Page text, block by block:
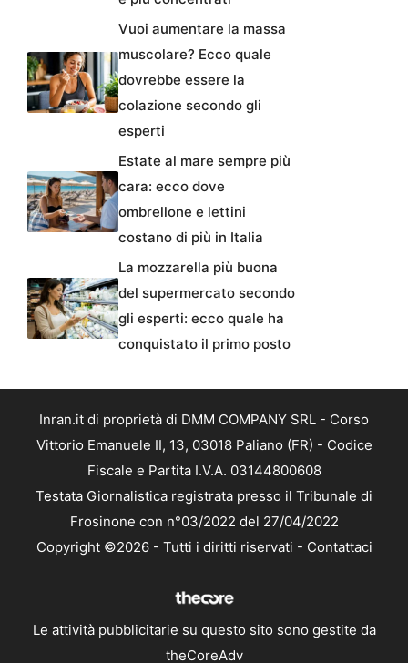
Vuoi aumentare la massa
muscolare? Ecco quale
dovrebbe essere la
colazione secondo gli
esperti
Estate al mare sempre più
cara: ecco dove
ombrellone e lettini
costano di più in Italia
La mozzarella più buona
del supermercato secondo
gli esperti: ecco quale ha
conquistato il primo posto
Inran.it di proprietà di DMM COMPANY SRL - Corso
Vittorio Emanuele II, 13, 03018 Paliano (FR) - Codice
Fiscale e Partita I.V.A. 03144800608
Testata Giornalistica registrata presso il Tribunale di
Frosinone con n°03/2022 del 27/04/2022
Copyright ©2026 - Tutti i diritti riservati - Contattaci
Le attività pubblicitarie su questo sito sono gestite da
theCoreAdv